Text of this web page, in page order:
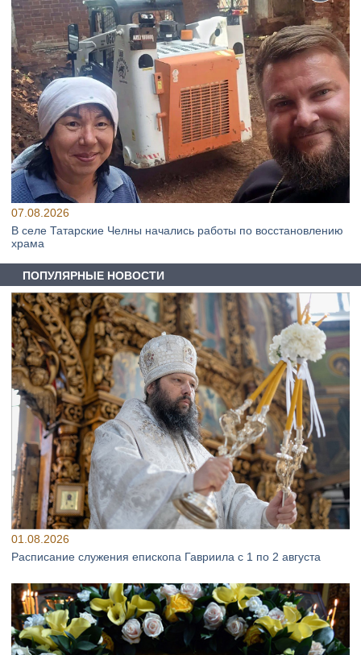
07.08.2026
В селе Татарские Челны начались работы по восстановлению
храма
ПОПУЛЯРНЫЕ НОВОСТИ
01.08.2026
Расписание служения епископа Гавриила с 1 по 2 августа